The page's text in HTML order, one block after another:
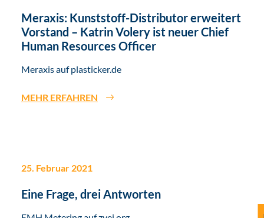
Meraxis: Kunststoff-Distributor erweitert
Vorstand – Katrin Volery ist neuer Chief
Human Resources Officer
Meraxis auf plasticker.de
MEHR ERFAHREN
25. Februar 2021
Eine Frage, drei Antworten